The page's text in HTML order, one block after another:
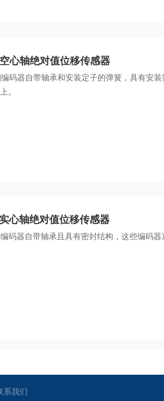
心轴绝对值位移传感器
码器自带轴承和安装定子的弹簧，具有安
。
心轴绝对值位移传感器
码器自带轴承且具有密封结构，这些编码
系我们